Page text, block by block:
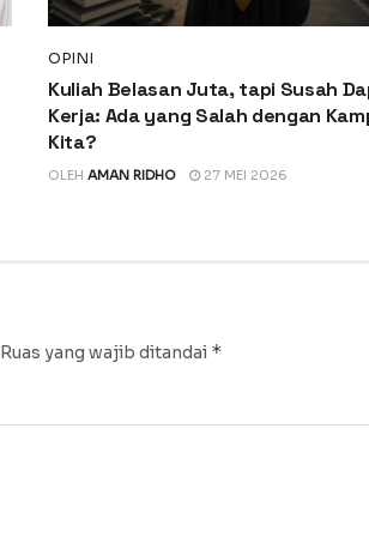
OPINI
Kuliah Belasan Juta, tapi Susah
Kerja: Ada yang Salah dengan
Kita?
OLEH AMAN RIDHO 27 MEI 2026
Ruas yang wajib ditandai *